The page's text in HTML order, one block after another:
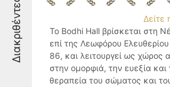
Διακριθέντες
Δείτε
Το Bodhi Hall βρίσκεται στη
επί της Λεωφόρου Ελευθερίου
86, και λειτουργεί ως χώρος
στην ομορφιά, την ευεξία και
θεραπεία του σώματος και